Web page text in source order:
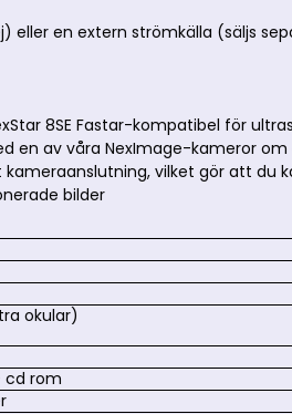
eller en extern strömkälla (säljs
8SE Fastar-kompatibel för
en av våra NexImage-kameror
vilket gör att du
bilder
okular)
cd rom